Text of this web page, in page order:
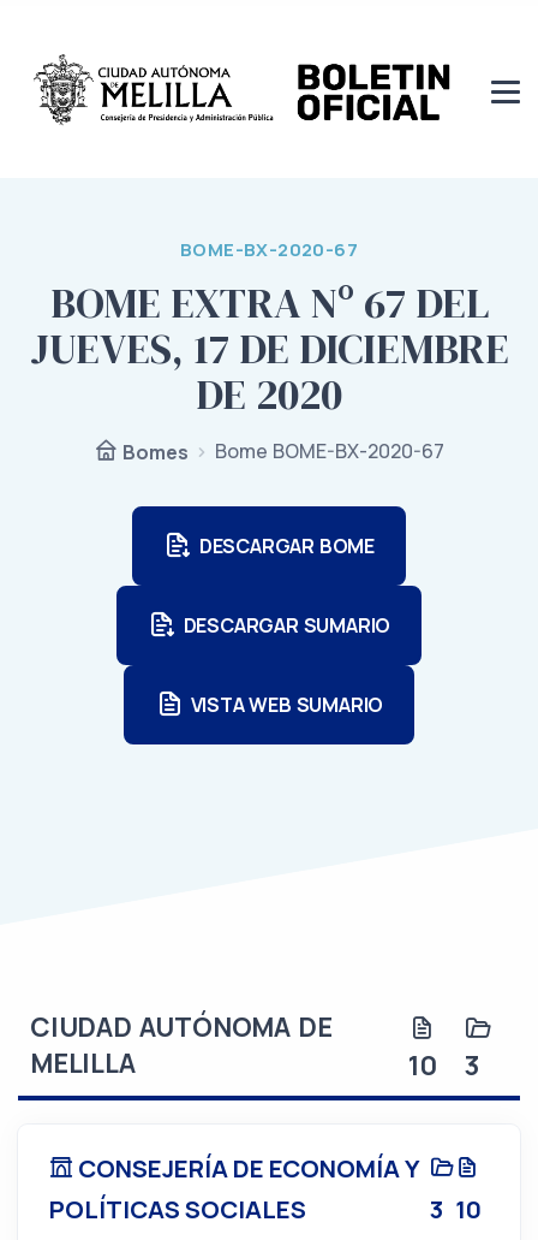
BOME-BX-2020-67
BOME EXTRA Nº 67 DEL
JUEVES, 17 DE DICIEMBRE
DE 2020
Bomes Bome BOME-BX-2020-67
DESCARGAR BOME
DESCARGAR SUMARIO
VISTA WEB SUMARIO
CIUDAD AUTÓNOMA DE
MELILLA
10 3
CONSEJERÍA DE ECONOMÍA Y
POLÍTICAS SOCIALES
3 10